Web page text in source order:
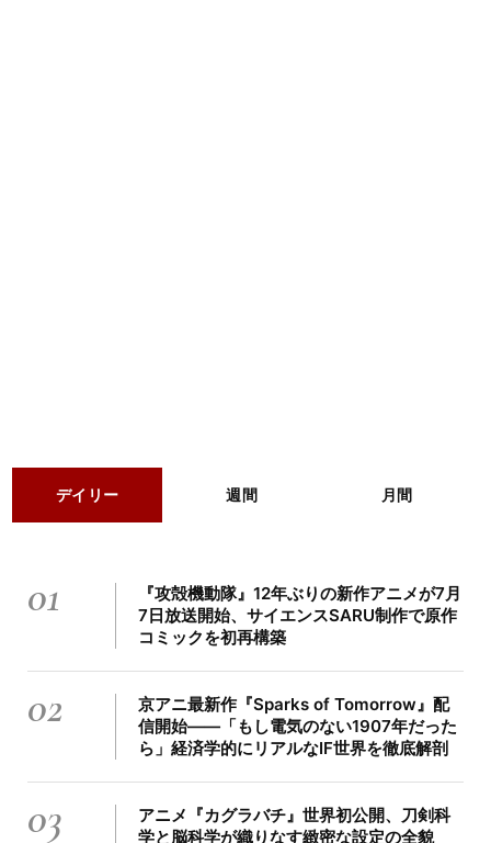
デイリー 週間 月間
01
『攻殻機動隊』12年ぶりの新作アニメが7月
7日放送開始、サイエンスSARU制作で原作
コミックを初再構築
02
京アニ最新作『Sparks of Tomorrow』配
信開始――「もし電気のない1907年だった
ら」経済学的にリアルなIF世界を徹底解剖
03
アニメ『カグラバチ』世界初公開、刀剣科
学と脳科学が織りなす緻密な設定の全貌